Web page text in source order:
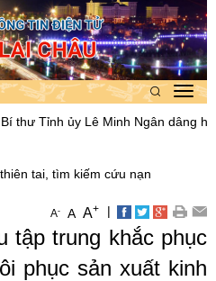
Tỉnh ủy Lê Minh Ngân dâng hoa,
tai, tìm kiếm cứu nạn
A- A A+ |
tập trung khắc phục
phục sản xuất kinh